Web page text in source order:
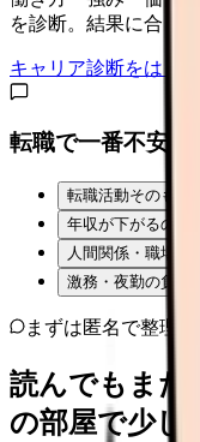
を診断。結果に合う
キャリア診断をはじめ
転職で一番不安な
転職活動そのもの
年収が下がるのが
人間関係・職場の
激務・夜勤の負担
まずは匿名で整理
読んでもまだ
の部屋で少し